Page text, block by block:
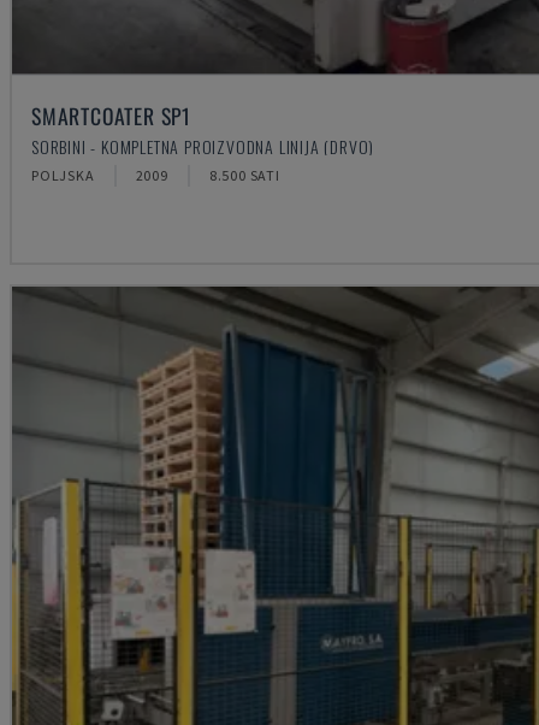
SMARTCOATER SP1
SORBINI - KOMPLETNA PROIZVODNA LINIJA (DRVO)
POLJSKA 2009 8.500 SATI